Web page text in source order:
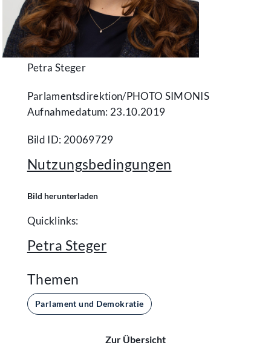
Petra Steger
Parlamentsdirektion/​PHOTO SIMONIS
Aufnahmedatum: 23.10.2019
Bild ID: 20069729
Nutzungsbedingungen
Bild herunterladen
Quicklinks:
Petra Steger
Themen
Parlament und Demokratie
Zur Übersicht